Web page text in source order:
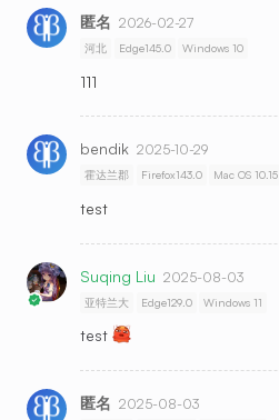
匿名 2026-02-27
河北 Edge145.0 Windows 10
111
bendik 2025-10-29
霍达兰郡 Firefox143.0 Mac OS 10.15
test
Suqing Liu 2025-08-03
亚特兰大 Edge129.0 Windows 11
test
匿名 2025-08-03